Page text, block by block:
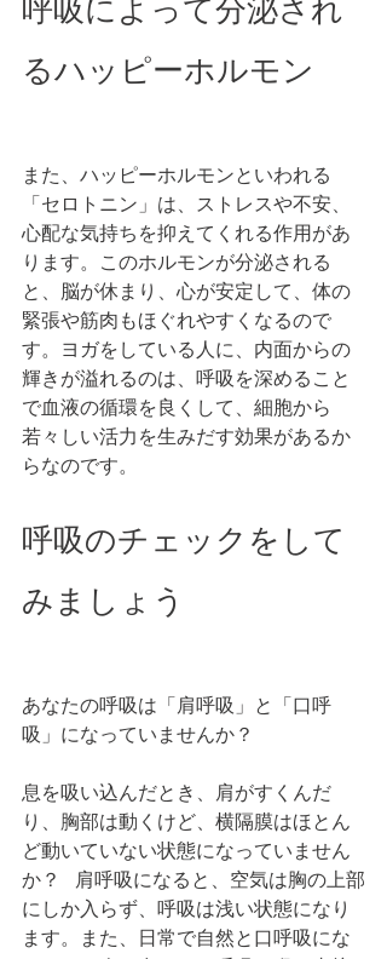
呼吸によって分泌され
るハッピーホルモン
また、ハッピーホルモンといわれる
「セロトニン」は、ストレスや不安、
心配な気持ちを抑えてくれる作用があ
ります。このホルモンが分泌される
と、脳が休まり、心が安定して、体の
緊張や筋肉もほぐれやすくなるので
す。ヨガをしている人に、内面からの
輝きが溢れるのは、呼吸を深めること
で血液の循環を良くして、細胞から
若々しい活力を生みだす効果があるか
らなのです。
呼吸のチェックをして
みましょう
あなたの呼吸は「肩呼吸」と「口呼
吸」になっていませんか？
息を吸い込んだとき、肩がすくんだ
り、胸部は動くけど、横隔膜はほとん
ど動いていない状態になっていません
か？   肩呼吸になると、空気は胸の上部
にしか入らず、呼吸は浅い状態になり
ます。また、日常で自然と口呼吸にな